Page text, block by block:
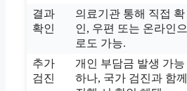
결과
확인
의료기관 통해 직접 확
인, 우편 또는 온라인으
로도 가능.
추가
검진
개인 부담금 발생 가능
하나, 국가 검진과 함께